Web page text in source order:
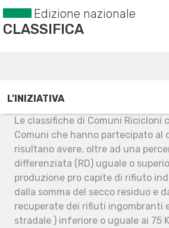
Edizione nazionale
CLASSIFICA
L’INIZIATIVA
Le classifiche di Comuni Ricicloni
Comuni che hanno partecipato al
risultano avere, oltre ad una
differenziata (RD) uguale o
produzione pro capite di rifiuto
dalla somma del secco residuo e
recuperate dei rifiuti ingombranti
stradale ) inferiore o uguale ai 75